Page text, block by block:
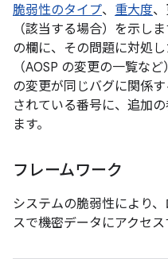
脆弱性のタイプ、 重大度
（該当する場合）を示し
の欄に、その問題に対処
（AOSP の変更の一覧な
の変更が同じバグに関係
されている番号に、追加
ます。
フレームワーク
システムの脆弱性により
スで機密データにアクセス